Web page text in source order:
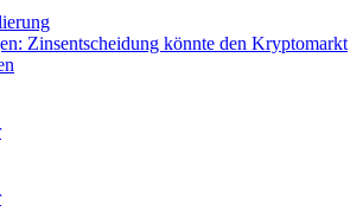
Zinsentscheidung könnte den Kryptomarkt